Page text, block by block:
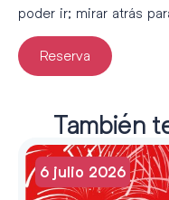
poder ir; mirar atrás
Reserva
También
6 julio 2026